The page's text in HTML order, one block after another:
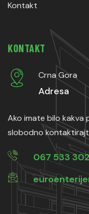
Kontakt
KONTAKT
Crna Gora
Adresa
Ako imate bilo kakva
slobodno
067 533